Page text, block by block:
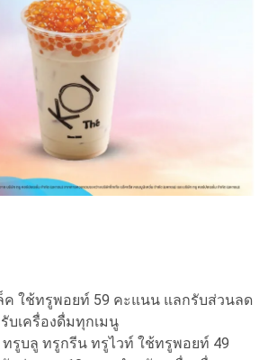
ใช้ทรูพอยท์ 59 คะแนน แลกรับส่วนลด
บเครื่องดื่มทุกเมนู
ทรูบลู ทรูกรีน ทรูไวท์ ใช้ทรูพอยท์ 49